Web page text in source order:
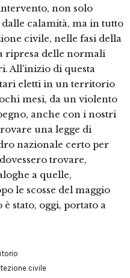
non solo
calamità, ma in tutto
civile, nelle fasi della
ripresa delle normali
All’inizio di questa
eletti in un territorio
mesi, da un violento
anche con i nostri
una legge di
nazionale certo per
trovare,
a quelle,
le scosse del maggio
stato, oggi, portato a
civile